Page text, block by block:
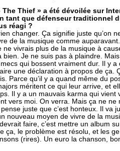
The Thief » a été dévoilée sur
tant que défenseur traditionnel
réagi ?
changer. Ça signifie juste qu’on
de la musique comme
ne vivrais plus de la musique à
bien. Je ne suis pas à plaindre. Mais
qui bossent vraiment dur. Il y a
une déclaration à propos de ça.
Parce qu’il y a quand même du
méritent ce qui leur arrive, et
Il y a un mauvais karma qui vient
vers moi. On verra. Mais ça ne ne
juste que c’est honteux. Il va
nouveau moyen de vivre de la
faire, c’est mettre un album
ça, le problème est résolu, et les
(rires). Un euro la chanson,